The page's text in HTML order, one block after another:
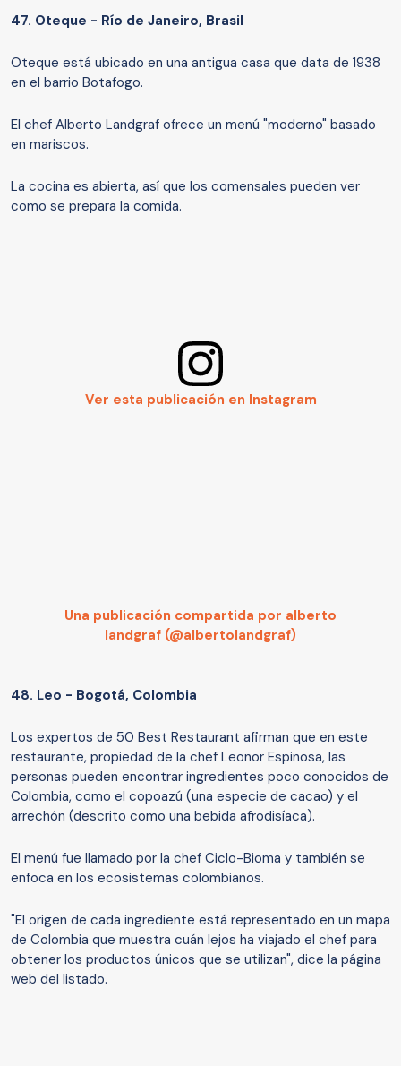
47. Oteque - Río de Janeiro, Brasil
Oteque está ubicado en una antigua casa que data de 1938
en el barrio Botafogo.
El chef Alberto Landgraf ofrece un menú "moderno" basado
en mariscos.
La cocina es abierta, así que los comensales pueden ver
como se prepara la comida.
Ver esta publicación en Instagram
Una publicación compartida por alberto
landgraf (@albertolandgraf)
48. Leo - Bogotá, Colombia
Los expertos de 50 Best Restaurant afirman que en este
restaurante, propiedad de la chef Leonor Espinosa, las
personas pueden encontrar ingredientes poco conocidos de
Colombia, como el copoazú (una especie de cacao) y el
arrechón (descrito como una bebida afrodisíaca).
El menú fue llamado por la chef Ciclo-Bioma y también se
enfoca en los ecosistemas colombianos.
"El origen de cada ingrediente está representado en un mapa
de Colombia que muestra cuán lejos ha viajado el chef para
obtener los productos únicos que se utilizan", dice la página
web del listado.